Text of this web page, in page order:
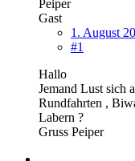
Peiper
Gast
1. August
#1
Hallo
Jemand Lust sich
Rundfahrten ,
Labern ?
Gruss Peiper